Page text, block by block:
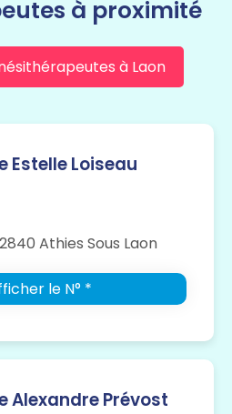
à proximité
à Laon
Estelle Loiseau
Athies Sous Laon
le N° *
Alexandre Prévost